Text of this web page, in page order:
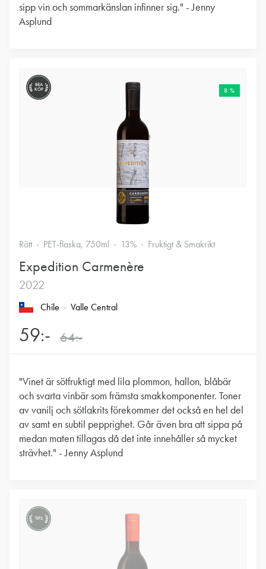
sipp vin och sommarkänslan infinner sig." - Jenny
Asplund
BRA
KÖP
8 %
Rött PET-flaska, 750ml 13% Fruktigt & Smakrikt
Expedition Carmenère
2022
Chile Valle Central
59:- 64:-
"Vinet är sötfruktigt med lila plommon, hallon, blåbär
och svarta vinbär som främsta smakkomponenter. Toner
av vanilj och sötlakrits förekommer det också en hel del
av samt en subtil pepprighet. Går även bra att sippa på
medan maten tillagas då det inte innehåller så mycket
strävhet." - Jenny Asplund
TIPS